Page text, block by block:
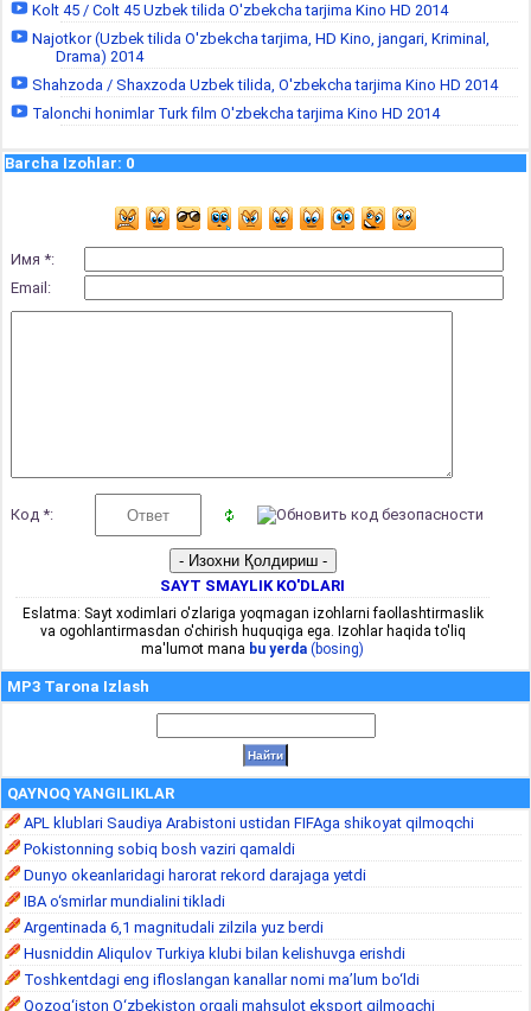
Kolt 45 / Colt 45 Uzbek tilida O'zbekcha tarjima Kino HD 2014
Najotkor (Uzbek tilida O'zbekcha tarjima, HD Kino, jangari, Kriminal,
Drama) 2014
Shahzoda / Shaxzoda Uzbek tilida, O'zbekcha tarjima Kino HD 2014
Talonchi honimlar Turk film O'zbekcha tarjima Kino HD 2014
Barcha Izohlar: 0
Имя *:
Email:
Код *:
SAYT SMAYLIK KO'DLARI
Eslatma: Sayt xodimlari o'zlariga yoqmagan izohlarni faollashtirmaslik
va ogohlantirmasdan o'chirish huquqiga ega. Izohlar haqida to'liq
ma'lumot mana bu yerda (bosing)
MP3 Tarona Izlash
QAYNOQ YANGILIKLAR
APL klublari Saudiya Arabistoni ustidan FIFAga shikoyat qilmoqchi
Pokistonning sobiq bosh vaziri qamaldi
Dunyo okeanlaridagi harorat rekord darajaga yetdi
IBA o‘smirlar mundialini tikladi
Argentinada 6,1 magnitudali zilzila yuz berdi
Husniddin Aliqulov Turkiya klubi bilan kelishuvga erishdi
Toshkentdagi eng ifloslangan kanallar nomi ma’lum bo‘ldi
Qozog‘iston O‘zbekiston orqali mahsulot eksport qilmoqchi